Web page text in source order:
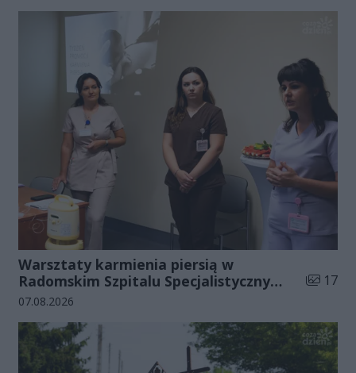
Warsztaty karmienia piersią w
Radomskim Szpitalu Specjalistycznym
(zdjęcia)
Liczba
17
Data dodania galerii:
07.08.2026